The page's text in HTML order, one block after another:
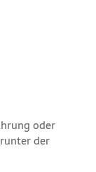
oder
der